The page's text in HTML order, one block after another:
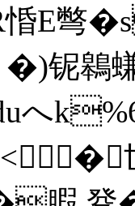
R惛E
�)铌鷎
へ